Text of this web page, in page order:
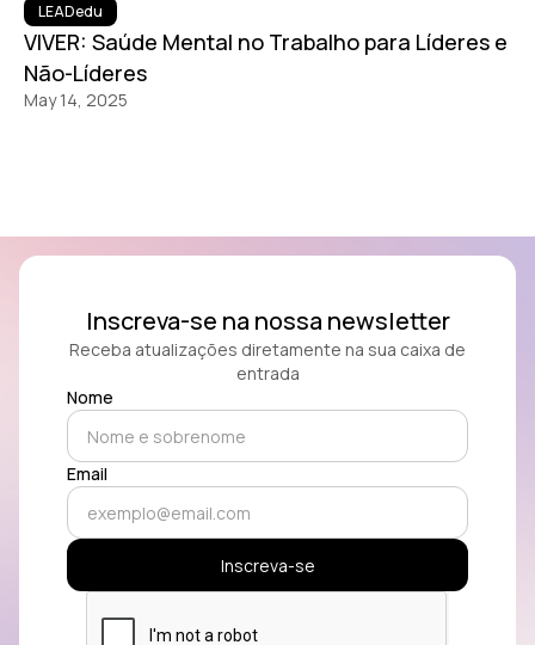
LEADedu
VIVER: Saúde Mental no Trabalho para Líderes e
Não-Líderes
May 14, 2025
Inscreva-se na nossa newsletter
Receba atualizações diretamente na sua caixa de
entrada
Nome
Email